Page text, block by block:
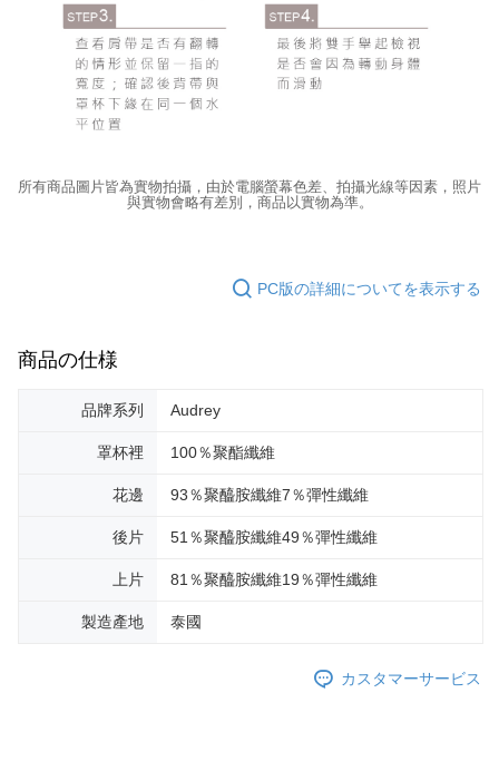
所有商品圖片皆為實物拍攝，由於電腦螢幕色差、拍攝光線等因素，照片
與實物會略有差別，商品以實物為準。
PC版の詳細についてを表示する
商品の仕様
品牌系列 Audrey
罩杯裡 100％聚酯纖維
花邊 93％聚醯胺纖維7％彈性纖維
後片 51％聚醯胺纖維49％彈性纖維
上片 81％聚醯胺纖維19％彈性纖維
製造產地 泰國
カスタマーサービス